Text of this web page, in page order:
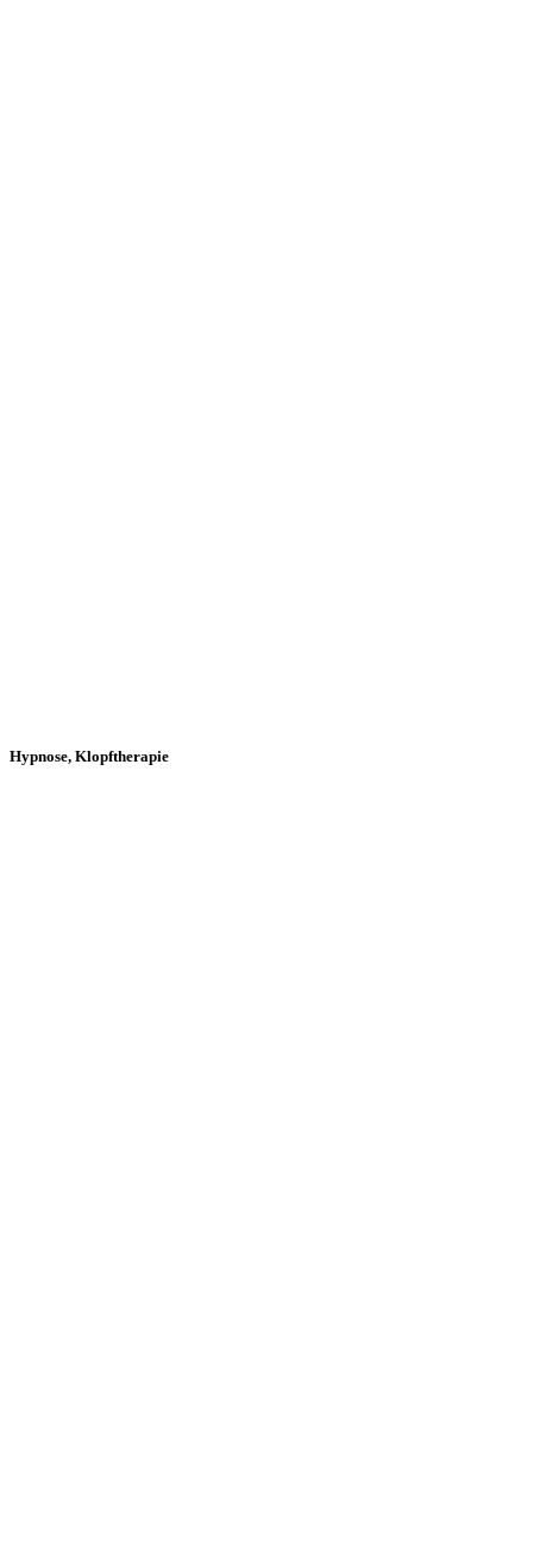
Hypnose, Klopftherapie